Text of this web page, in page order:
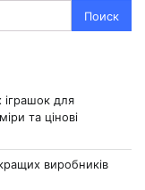
іграшок для
та цінові
виробників